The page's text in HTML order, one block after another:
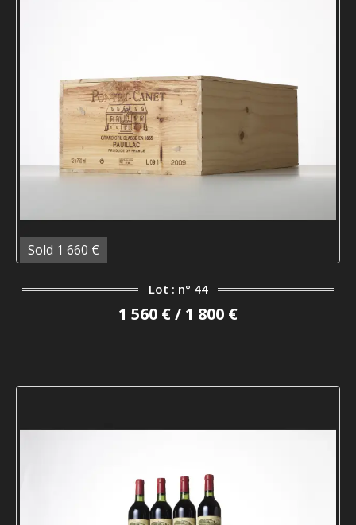
Sold 1 660 €
Lot : n° 44
1 560 € / 1 800 €